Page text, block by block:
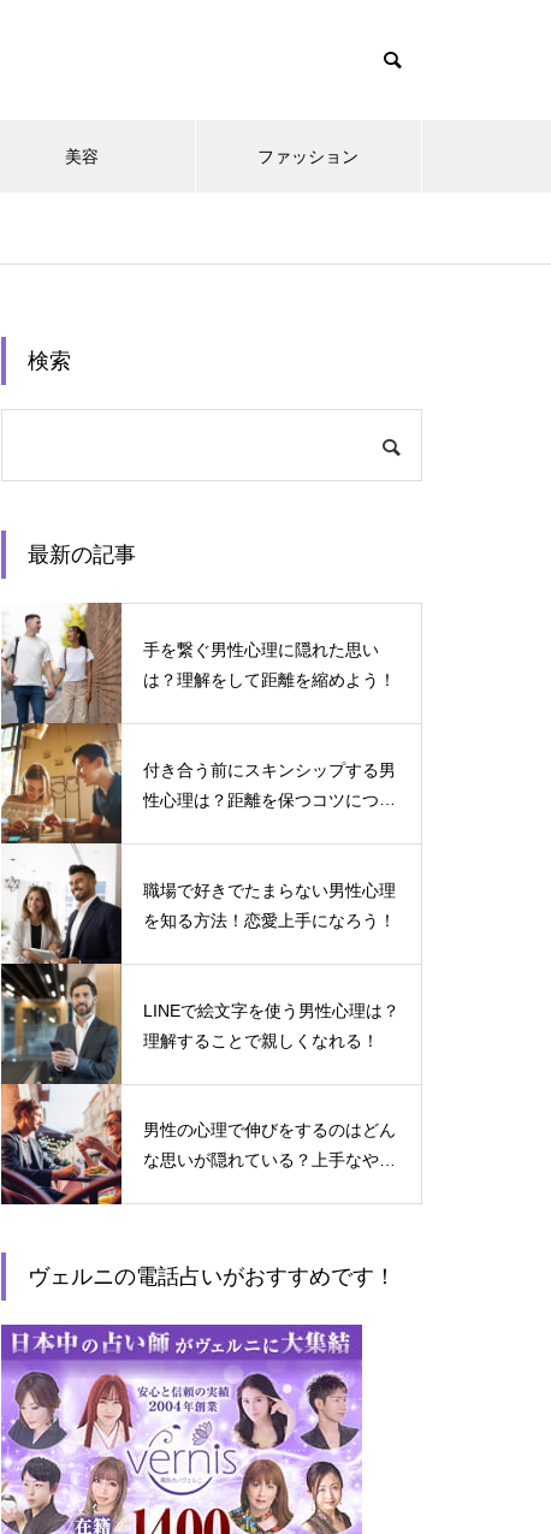
美容 ファッション
検索
最新の記事
手を繋ぐ男性心理に隠れた思い
は？理解をして距離を縮めよう！
付き合う前にスキンシップする男
性心理は？距離を保つコツについ
職場で好きでたまらない男性心理
を知る方法！恋愛上手になろう！
LINEで絵文字を使う男性心理は？
理解することで親しくなれる！
男性の心理で伸びをするのはどん
な思いが隠れている？上手なやり
ヴェルニの電話占いがおすすめです！